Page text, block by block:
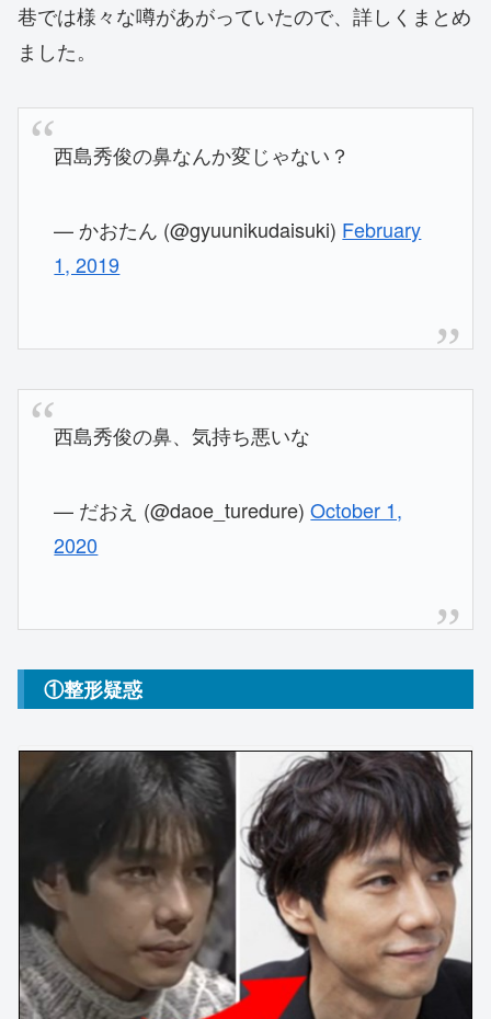
巷では様々な噂があがっていたので、詳しくまとめ
ました。
西島秀俊の鼻なんか変じゃない？
— かおたん (@gyuunikudaisuki) February
1, 2019
西島秀俊の鼻、気持ち悪いな
— だおえ (@daoe_turedure)October 1,
2020
①整形疑惑